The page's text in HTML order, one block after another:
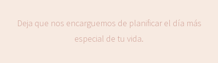
Deja que nos encarguemos de planificar el día más
especial de tu vida.